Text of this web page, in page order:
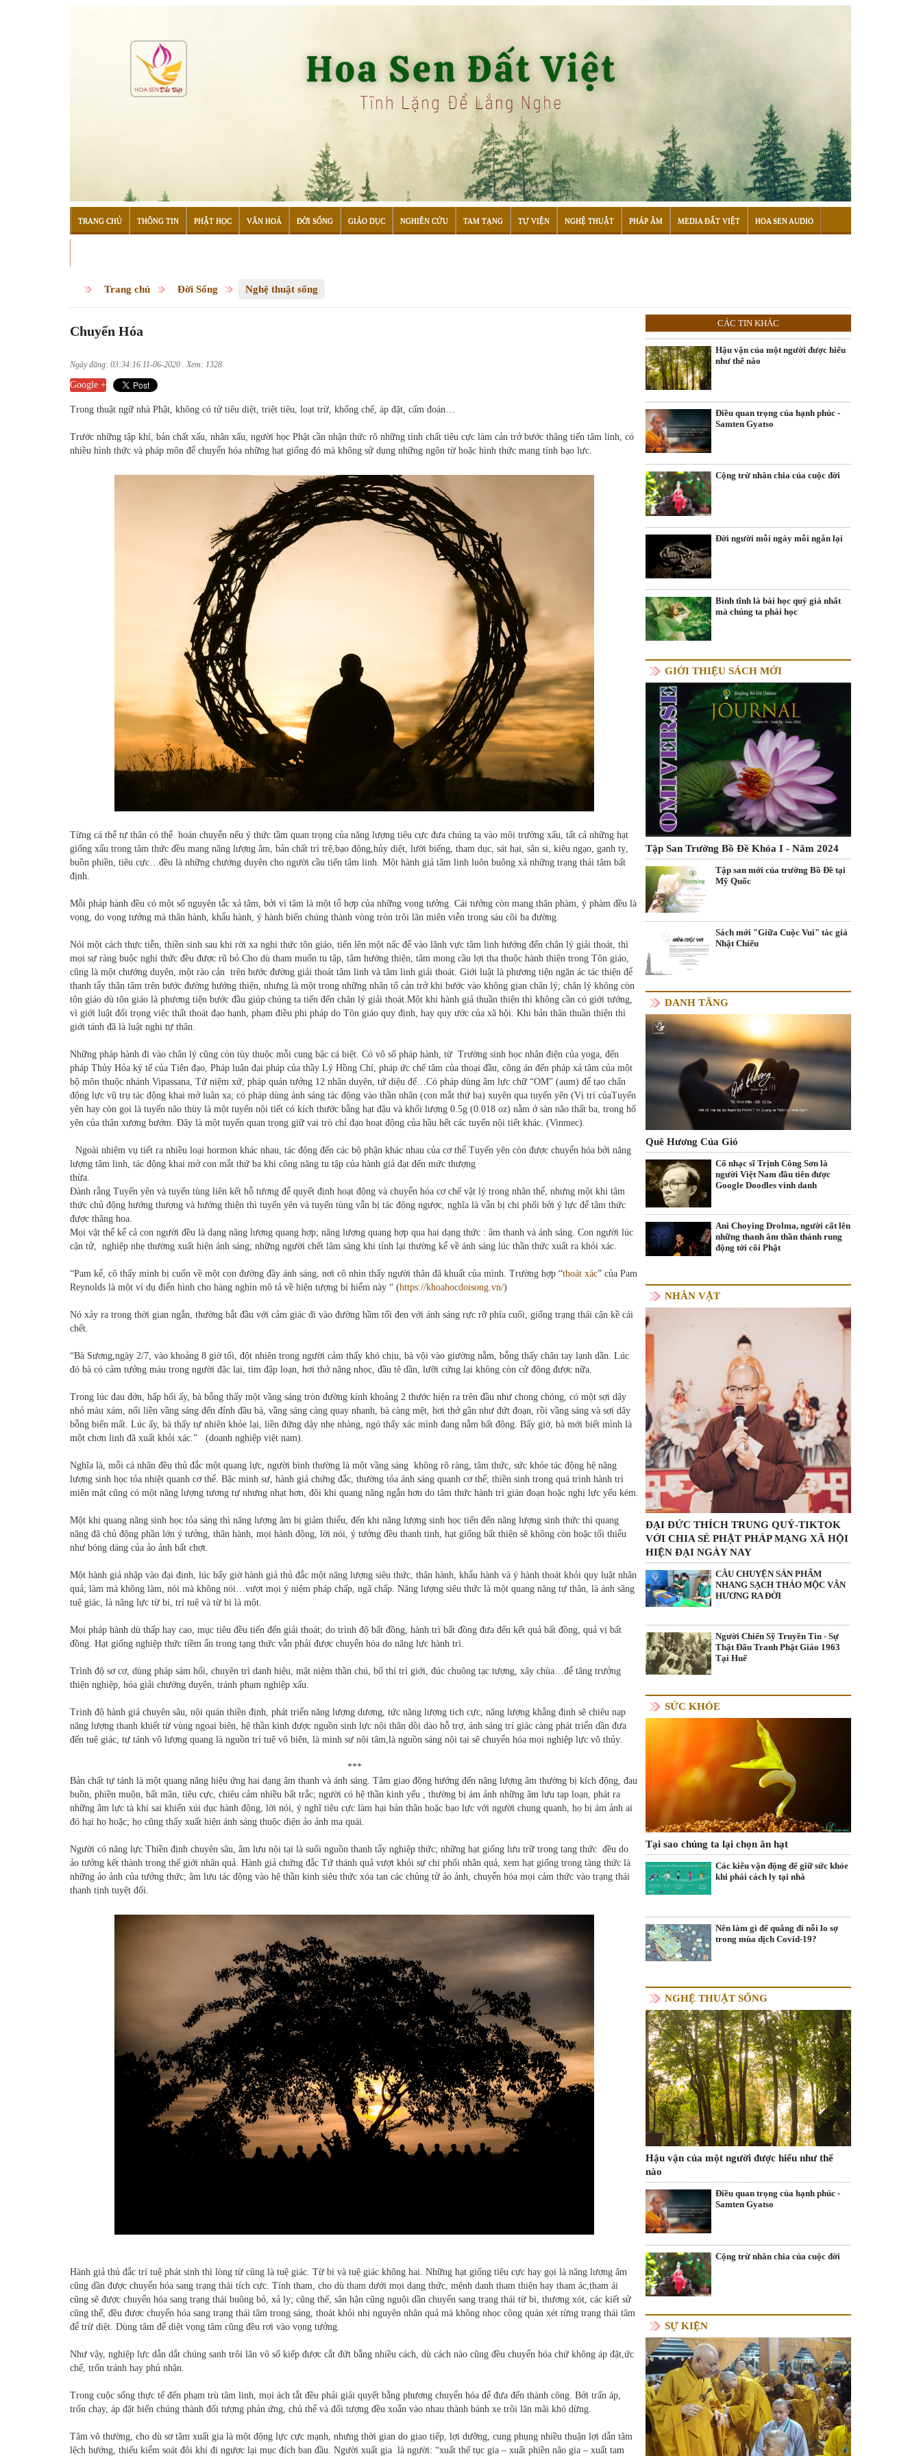
TRANG CHỦ THÔNG TIN PHẬT HỌC VĂN HOÁ ĐỜI SỐNG GIÁO DỤC NGHIÊN CỨU TAM TẠNG TỰ VIỆN NGHỆ THUẬT PHÁP ÂM MEDIA ĐẤT VIỆT HOA SEN AUDIO
Trang chủ Đời Sống Nghệ thuật sống
Chuyển Hóa
Ngày đăng: 03:34:16 11-06-2020 . Xem: 1328
Google +
Trong thuật ngữ nhà Phật, không có tử tiêu diệt, triệt tiêu, loạt trừ, khống chế, áp đặt, cấm đoán…
Trước những tập khí, bản chất xấu, nhân xấu, người học Phật cần nhận thức rõ những tính chất tiêu cực làm cản trở bước thăng tiến tâm linh, có
nhiều hình thức và pháp môn để chuyển hóa những hạt giống đó mà không sử dụng những ngôn từ hoặc hình thức mang tính bạo lực.
Từng cá thể tự thân có thể hoán chuyển nếu ý thức tầm quan trọng của năng lượng tiêu cực đưa chúng ta vào môi trường xấu, tất cả những hạt
giống xấu trong tâm thức đều mang năng lượng âm, bản chất trì trệ,bạo động,hủy diệt, lười biếng, tham dục, sát hại, sân si, kiêu ngạo, ganh tỵ,
buồn phiền, tiêu cực…đều là những chướng duyên cho người cầu tiến tâm linh. Một hành giả tâm linh luôn buông xả những trạng thái tâm bất
định.
Mỗi pháp hành đều có một số nguyên tắc xả tâm, bởi vì tâm là một tổ hợp của những vọng tưởng. Cái tưởng còn mang thân phàm, ý phàm đều là
vọng, do vọng tưởng mà thân hành, khẩu hành, ý hành biến chúng thành vòng tròn trôi lăn miên viễn trong sáu cõi ba đường.
Nói một cách thực tiễn, thiền sinh sau khi rời xa nghi thức tôn giáo, tiến lên một nấc để vào lãnh vực tâm linh hướng đến chân lý giải thoát, thì
mọi sự ràng buộc nghi thức đều được rũ bỏ.Cho dù tham muốn tu tập, tâm hướng thiện, tâm mong cầu lợi tha thuộc hành thiện trong Tôn giáo,
cũng là một chướng duyên, một rào cản trên bước đường giải thoát tâm linh và tâm linh giải thoát. Giới luật là phương tiện ngăn ác tác thiện để
thanh tẩy thân tâm trên bước đường hướng thiện, nhưng là một trong những nhân tố cản trở khi bước vào không gian chân lý; chân lý không còn
tôn giáo dù tôn giáo là phương tiện bước đầu giúp chúng ta tiến đến chân lý giải thoát.Một khi hành giả thuần thiện thì không cần có giới tướng,
vì giới luật đối trọng việc thất thoát đạo hạnh, phạm điều phi pháp do Tôn giáo quy định, hay quy ước của xã hội. Khi bản thân thuần thiện thì
giới tánh đã là luật nghi tự thân.
Những pháp hành đi vào chân lý cũng còn tùy thuộc mỗi cung bậc cá biệt. Có vô số pháp hành, từ Trường sinh học nhân điện của yoga, đến
pháp Thủy Hỏa ký tế của Tiên đạo, Pháp luân đại pháp của thầy Lý Hồng Chí, pháp ức chế tâm của thoại đầu, công án đến pháp xả tâm của một
bộ môn thuộc nhánh Vipassana, Tứ niệm xứ, pháp quán tưởng 12 nhân duyên, tứ diệu đế…Có pháp dùng âm lực chữ “OM” (aum) để tạo chấn
động lực vũ trụ tác động khai mở luân xa; có pháp dùng ánh sáng tác động vào thần nhãn (con mắt thứ ba) xuyên qua tuyến yên (Vị trí củaTuyến
yên hay còn gọi là tuyến não thùy là một tuyến nội tiết có kích thước bằng hạt đậu và khối lượng 0.5g (0.018 oz) nằm ở sàn não thất ba, trong hố
yên của thân xương bướm. Đây là một tuyến quan trọng giữ vai trò chỉ đạo hoạt động của hầu hết các tuyến nội tiết khác. (Vinmec).
Ngoài nhiệm vụ tiết ra nhiều loại hormon khác nhau, tác động đến các bộ phận khác nhau của cơ thể.Tuyến yên còn được chuyển hóa bởi năng
lượng tâm linh, tác động khai mở con mắt thứ ba khi công năng tu tập của hành giả đạt đến mức thượng
thừa.
Đành rằng Tuyến yên và tuyến tùng liên kết hỗ tương để quyết định hoạt động và chuyển hóa cơ chế vật lý trong nhân thể, nhưng một khi tâm
thức chủ động hướng thượng và hướng thiện thì tuyến yên và tuyến tùng vẫn bị tác động ngược, nghĩa là vẫn bị chi phối bởi ý lực để tâm thức
được thăng hoa.
Mọi vật thể kể cả con người đều là dạng năng lượng quang hợp; năng lượng quang hợp qua hai dạng thức : âm thanh và ánh sáng. Con người lúc
cận tử, nghiệp nhẹ thường xuất hiện ánh sáng; những người chết lâm sàng khi tỉnh lại thường kể về ánh sáng lúc thần thức xuất ra khỏi xác.
“Pam kể, cô thấy mình bị cuốn về một con đường đầy ánh sáng, nơi cô nhìn thấy người thân đã khuất của mình. Trường hợp “thoát xác” của Pam
Reynolds là một ví dụ điển hình cho hàng nghìn mô tả về hiện tượng bí hiểm này “ (https://khoahocdoisong.vn/)
Nó xảy ra trong thời gian ngắn, thường bắt đầu với cảm giác đi vào đường hầm tối đen với ánh sáng rực rỡ phía cuối, giống trạng thái cận kề cái
chết.
“Bà Sương,ngày 2/7, vào khoảng 8 giờ tối, đột nhiên trong người cảm thấy khó chịu, bà vội vào giường nằm, bỗng thấy chân tay lạnh dần. Lúc
đó bà có cảm tưởng máu trong người đặc lại, tim đập loạn, hơi thở nặng nhọc, đầu tê dần, lưỡi cứng lại không còn cử động được nữa.
Trong lúc đau đớn, hấp hối ấy, bà bỗng thấy một vầng sáng tròn đường kính khoảng 2 thước hiện ra trên đầu như chong chóng, có một sợi dây
nhỏ màu xám, nối liền vầng sáng đến đỉnh đầu bà, vầng sáng càng quay nhanh, bà càng mệt, hơi thở gần như đứt đoạn, rồi vầng sáng và sợi dây
bỗng biến mất. Lúc ấy, bà thấy tự nhiên khỏe lại, liền đứng dậy nhẹ nhàng, ngó thấy xác mình đang nằm bất động. Bấy giờ, bà mới biết mình là
một chơn linh đã xuất khỏi xác.” (doanh nghiệp việt nam).
Nghĩa là, mỗi cá nhân đều thủ đắc một quang lực, người bình thường là một vầng sáng không rõ ràng, tâm thức, sức khỏe tác động hệ năng
lượng sinh học tỏa nhiệt quanh cơ thể. Bậc minh sư, hành giả chứng đắc, thường tỏa ánh sáng quanh cơ thể; thiền sinh trong quá trình hành trì
miên mật cũng có một năng lượng tương tự nhưng nhạt hơn, đôi khi quang năng ngắn hơn do tâm thức hành trì gián đoạn hoặc nghị lực yếu kém.
Một khi quang năng sinh học tỏa sáng thì năng lượng âm bị giảm thiểu, đến khi năng lượng sinh học tiến đến năng lượng sinh thức thì quang
năng đã chủ động phần lớn ý tưởng, thân hành, mọi hành động, lời nói, ý tưởng đều thanh tịnh, hạt giống bất thiện sẽ không còn hoặc tối thiểu
như bóng dáng của ảo ảnh bất chợt.
Một hành giả nhập vào đại định, lúc bấy giờ hành giả thủ đắc một năng lượng siêu thức, thân hành, khẩu hành và ý hành thoát khỏi quy luật nhân
quả; làm mà không làm, nói mà không nói…vượt mọi ý niệm pháp chấp, ngã chấp. Năng lượng siêu thức là một quang năng tự thân, là ánh sãng
tuệ giác, là năng lực từ bi, trí tuệ và từ bi là một.
Mọi pháp hành dù thấp hay cao, mục tiêu đều tiến đến giải thoát; do trình độ bất đồng, hành trì bất đồng đưa đến kết quả bất đồng, quả vị bất
đồng. Hạt giống nghiệp thức tiềm ẩn trong tạng thức vẫn phải được chuyển hóa do năng lực hành trì.
Trình độ sơ cơ, dùng pháp sám hối, chuyên trì danh hiệu, mật niệm thần chú, bố thí trì giới, đúc chuông tạc tượng, xây chùa…để tăng trưởng
thiện nghiệp, hóa giải chướng duyên, tránh phạm nghiệp xấu.
Trình độ hành giả chuyên sâu, nội quán thiền định, phát triển năng lượng dương, tức năng lượng tich cực, năng lượng khẳng định sẽ chiêu nạp
năng lượng thanh khiết từ vùng ngoại biên, hệ thần kinh được nguồn sinh lực nội thân dồi dào hỗ trợ, ánh sáng trí giác càng phát triển dần đưa
đến tuệ giác, tự tánh vô lượng quang là nguồn trí tuệ vô biên, là minh sư nội tâm,là nguồn sáng nội tại sẽ chuyển hóa mọi nghiệp lực vô thủy.
***
Bản chất tự tánh là một quang năng hiệu ứng hai dạng âm thanh và ánh sáng. Tâm giao động hướng đến năng lượng âm thường bị kích động, đau
buồn, phiền muộn, bất mãn, tiêu cực, chiêu cảm nhiều bất trắc; người có hệ thần kinh yếu , thường bị ám ảnh những âm lưu tạp loạn, phát ra
những âm lực tà khí sai khiến xúi dục hành động, lời nói, ý nghĩ tiêu cực làm hại bản thân hoặc bạo lực với người chung quanh, họ bị ám ảnh ai
đó hại họ hoặc; họ cũng thấy xuất hiện ánh sáng thuộc diện ảo ảnh ma quái.
Người có năng lực Thiền định chuyên sâu, âm lưu nội tại là suối nguồn thanh tẩy nghiệp thức; những hạt giống lưu trữ trong tạng thức đều do
ảo tưởng kết thành trong thế giới nhân quả. Hành giả chứng đắc Tứ thánh quả vượt khỏi sự chi phối nhân quả, xem hạt giống trong tàng thức là
những ảo ảnh của tưởng thức; âm lưu tác động vào hệ thần kinh siêu thức xóa tan các chủng tử ảo ảnh, chuyển hóa mọi cảm thức vào trạng thái
thanh tịnh tuyệt đối.
Hành giả thủ đắc trí tuệ phát sinh thì lòng từ cũng là tuệ giác. Từ bi và tuệ giác không hai. Những hạt giống tiêu cực hay gọi là năng lượng âm
cũng dần được chuyển hóa sang trạng thái tích cực. Tính tham, cho dù tham dưới mọi dạng thức, mệnh danh tham thiện hay tham ác,tham ái
cũng sẽ được chuyển hóa sang trạng thái buông bỏ, xả ly; cũng thế, sân hận cũng nguội dần chuyển sang trạng thái từ bi, thương xót, các kiết sử
cũng thế, đều được chuyển hóa sang trạng thái tâm trong sáng, thoát khỏi nhị nguyên nhân quả mà không nhọc công quán xét từng trạng thái tâm
để trừ diệt. Dùng tâm để diệt vọng tâm cũng đều rơi vào vọng tưởng.
Như vậy, nghiệp lực dẫn dắt chúng sanh trôi lăn vô số kiếp được cắt đứt bằng nhiều cách, dù cách nào cũng đều chuyển hóa chứ không áp đặt,ức
chế, trốn tránh hay phủ nhận.
Trong cuộc sống thực tế đến phạm trù tâm linh, mọi ách tắt đều phải giải quyết bằng phương chuyển hóa để đưa đến thành công. Bởi trấn áp,
trốn chạy, áp đặt biến chúng thành đối tượng phản ứng, chủ thể và đối tượng đều xoắn vào nhau thành bánh xe trôi lăn mãi khó dừng.
Tâm vô thường, cho dù sơ tâm xuất gia là một động lực cực mạnh, nhưng thời gian do giao tiếp, lợi dưỡng, cung phụng nhiều thuận lợi dẫn tâm
lệch hướng, thiếu kiểm soát đôi khi đi ngược lại mục đích ban đầu. Người xuất gia là người: “xuất thế tục gia – xuất phiền não gia – xuất tam
CÁC TIN KHÁC
Hậu vận của một người được hiểu
như thế nào
Điều quan trọng của hạnh phúc -
Samten Gyatso
Cộng trừ nhân chia của cuộc đời
Đời người mỗi ngày mỗi ngắn lại
Bình tĩnh là bài học quý giá nhất
mà chúng ta phải học
GIỚI THIỆU SÁCH MỚI
Tập San Trường Bồ Đề Khóa I - Năm 2024
Tập san mới của trường Bồ Đề tại
Mỹ Quốc
Sách mới "Giữa Cuộc Vui" tác giả
Nhật Chiếu
DANH TĂNG
Quê Hương Của Gió
Cố nhạc sĩ Trịnh Công Sơn là
người Việt Nam đầu tiên được
Google Doodles vinh danh
Ani Choying Drolma, người cất lên
những thanh âm thần thánh rung
động tới cõi Phật
NHÂN VẬT
ĐẠI ĐỨC THÍCH TRUNG QUÝ-TIKTOK
VỚI CHIA SẺ PHẬT PHÁP MẠNG XÃ HỘI
HIỆN ĐẠI NGÀY NAY
CÂU CHUYỆN SẢN PHẨM
NHANG SẠCH THẢO MỘC VÂN
HƯƠNG RA ĐỜI
Người Chiến Sỹ Truyền Tin - Sự
Thật Đấu Tranh Phật Giáo 1963
Tại Huế
SỨC KHỎE
Tại sao chúng ta lại chọn ăn hạt
Các kiểu vận động để giữ sức khỏe
khi phải cách ly tại nhà
Nên làm gì để quẳng đi nỗi lo sợ
trong mùa dịch Covid-19?
NGHỆ THUẬT SỐNG
Hậu vận của một người được hiểu như thế
nào
Điều quan trọng của hạnh phúc -
Samten Gyatso
Cộng trừ nhân chia của cuộc đời
SỰ KIỆN